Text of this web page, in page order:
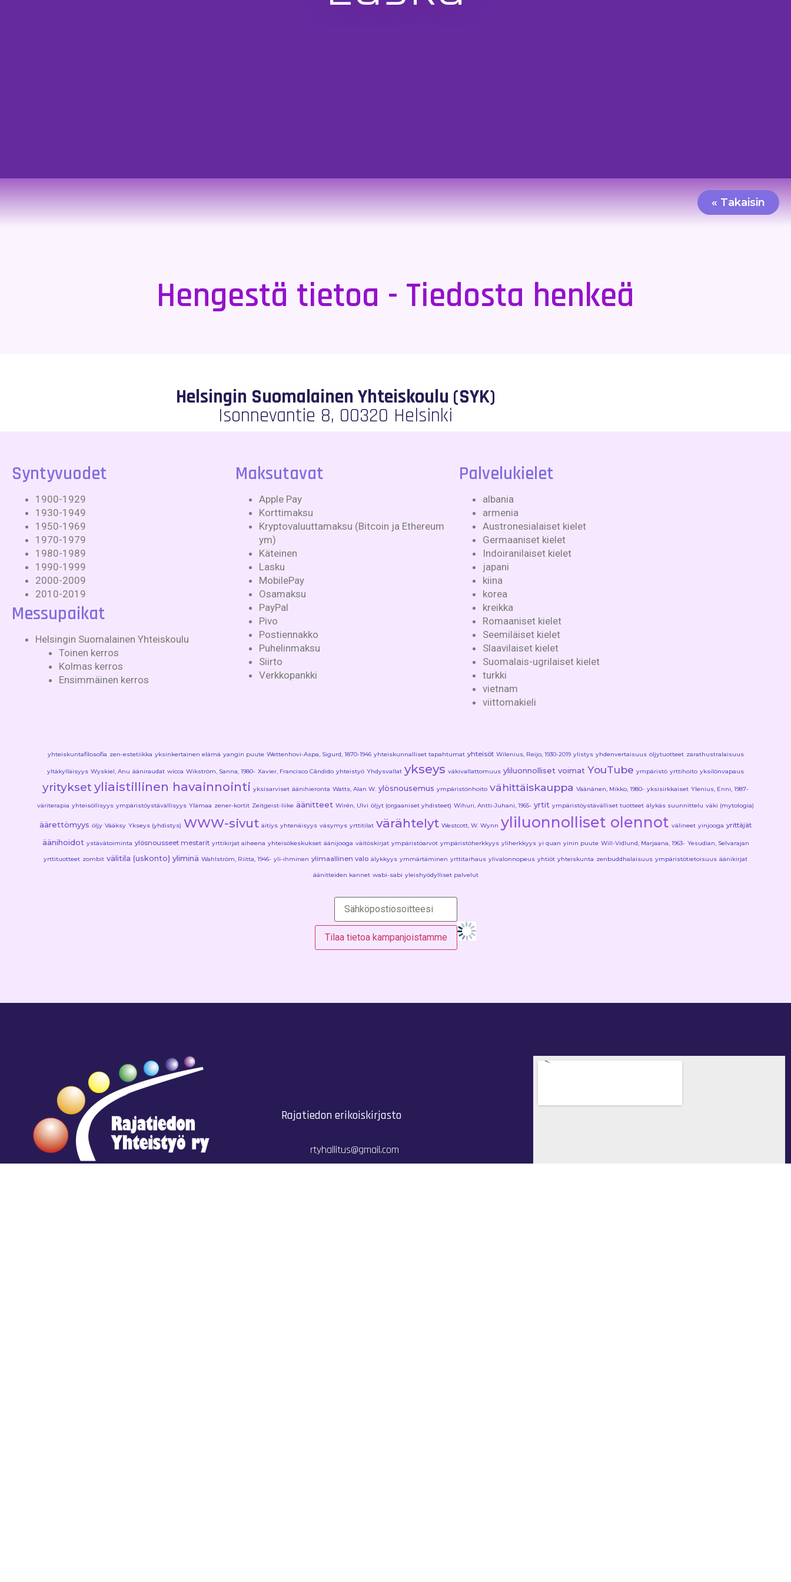
« Takaisin
Hengestä tietoa - Tiedosta henkeä
Helsingin Suomalainen Yhteiskoulu (SYK)
Isonnevantie 8, 00320 Helsinki
Syntyvuodet
1900-1929
1930-1949
1950-1969
1970-1979
1980-1989
1990-1999
2000-2009
2010-2019
Messupaikat
Helsingin Suomalainen Yhteiskoulu
Toinen kerros
Kolmas kerros
Ensimmäinen kerros
Maksutavat
Apple Pay
Korttimaksu
Kryptovaluuttamaksu (Bitcoin ja Ethereum
ym)
Käteinen
Lasku
MobilePay
Osamaksu
PayPal
Pivo
Postiennakko
Puhelinmaksu
Siirto
Verkkopankki
Palvelukielet
albania
armenia
Austronesialaiset kielet
Germaaniset kielet
Indoiranilaiset kielet
japani
kiina
korea
kreikka
Romaaniset kielet
Seemiläiset kielet
Slaavilaiset kielet
Suomalais-ugrilaiset kielet
turkki
vietnam
viittomakieli
yhteiskuntafilosofia zen-estetiikka yksinkertainen elämä yangin puute Wettenhovi-Aspa, Sigurd, 1870-1946 yhteiskunnalliset tapahtumat yhteisöt Wilenius, Reijo, 1930-2019 ylistys yhdenvertaisuus öljytuotteet zarathustralaisuus
yltäkylläisyys Wyskiel, Anu ääniraudat wicca Wikström, Sanna, 1980- Xavier, Francisco Cândido yhteistyö Yhdysvallat ykseys väkivallattomuus yliluonnolliset voimat YouTube ympäristö yrttihoito yksilönvapaus
yritykset yliaistillinen havainnointi yksisarviset äänihieronta Watts, Alan W. ylösnousemus ympäristönhoito vähittäiskauppa Väänänen, Mikko, 1980- yksisirkkaiset Ylenius, Enni, 1987-
väriterapia yhteisöllisyys ympäristöystävällisyys Ylämaa zener-kortit Zeitgeist-liike äänitteet Wirén, Ulvi öljyt (orgaaniset yhdisteet) Wihuri, Antti-Juhani, 1965- yrtit ympäristöystävälliset tuotteet älykäs suunnittelu väki (mytologia)
äärettömyys öljy Vääksy Ykseys (yhdistys) WWW-sivut äitiys yhtenäisyys väsymys yrttitilat värähtelyt Westcott, W. Wynn yliluonnolliset olennot välineet yinjooga yrittäjät
äänihoidot ystävätoiminta ylösnousseet mestarit yrttikirjat aiheena yhteisökeskukset äänijooga väitöskirjat ympäristöarvot ympäristöherkkyys yliherkkyys yi quan yinin puute Will-Vidlund, Marjaana, 1963- Yesudian, Selvarajan
yrttituotteet zombit välitila (uskonto) yliminä Wahlström, Riitta, 1946- yli-ihminen ylimaallinen valo älykkyys ymmärtäminen yrttitarhaus ylivalonnopeus yhtiöt yhteiskunta zenbuddhalaisuus ympäristötietoisuus äänikirjat
äänitteiden kannet wabi-sabi yleishyödylliset palvelut
Rajatiedon erikoiskirjasto
rtyhallitus@gmail.com